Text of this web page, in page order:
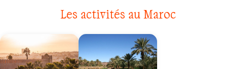
Les activités au Maroc